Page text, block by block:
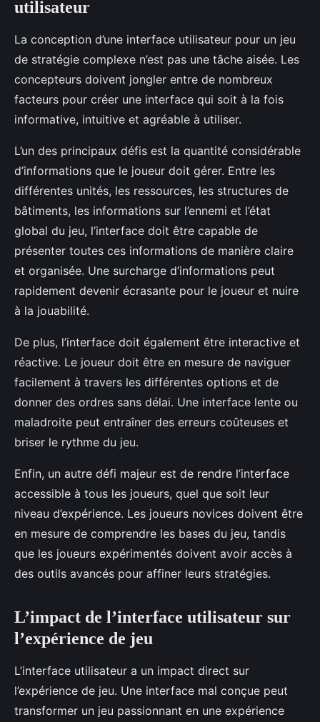
utilisateur
La conception d’une interface utilisateur pour un jeu
de stratégie complexe n’est pas une tâche aisée. Les
concepteurs doivent jongler entre de nombreux
facteurs pour créer une interface qui soit à la fois
informative, intuitive et agréable à utiliser.
L’un des principaux défis est la quantité considérable
d’informations que le joueur doit gérer. Entre les
différentes unités, les ressources, les structures de
bâtiments, les informations sur l’ennemi et l’état
global du jeu, l’interface doit être capable de
présenter toutes ces informations de manière claire
et organisée. Une surcharge d’informations peut
rapidement devenir écrasante pour le joueur et nuire
à la jouabilité.
De plus, l’interface doit également être interactive et
réactive. Le joueur doit être en mesure de naviguer
facilement à travers les différentes options et de
donner des ordres sans délai. Une interface lente ou
maladroite peut entraîner des erreurs coûteuses et
briser le rythme du jeu.
Enfin, un autre défi majeur est de rendre l’interface
accessible à tous les joueurs, quel que soit leur
niveau d’expérience. Les joueurs novices doivent être
en mesure de comprendre les bases du jeu, tandis
que les joueurs expérimentés doivent avoir accès à
des outils avancés pour affiner leurs stratégies.
L’impact de l’interface utilisateur sur
l’expérience de jeu
L’interface utilisateur a un impact direct sur
l’expérience de jeu. Une interface mal conçue peut
transformer un jeu passionnant en une expérience